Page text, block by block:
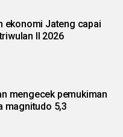
ekonomi Jateng capai
II 2026
mengecek pemukiman
magnitudo 5,3